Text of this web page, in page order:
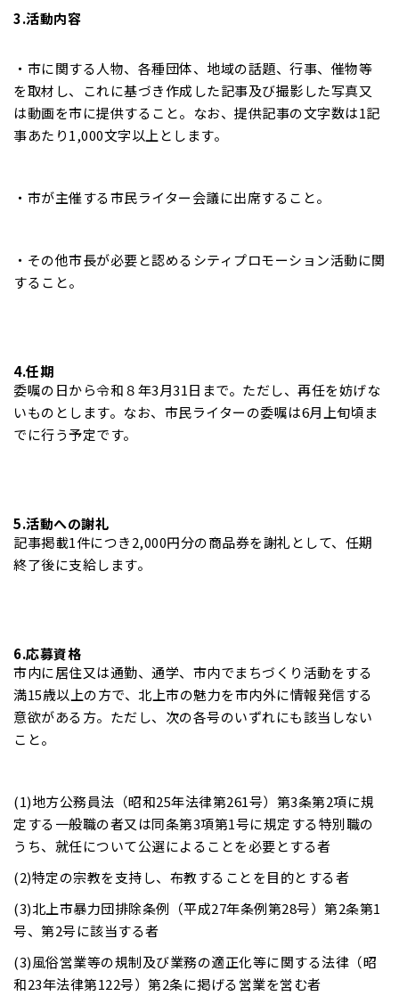
3.活動内容
・市に関する人物、各種団体、地域の話題、行事、催物等
を取材し、これに基づき作成した記事及び撮影した写真又
は動画を市に提供すること。なお、提供記事の文字数は1記
事あたり1,000文字以上とします。
・市が主催する市民ライター会議に出席すること。
・その他市長が必要と認めるシティプロモーション活動に関
すること。
4.任期
委嘱の日から令和８年3月31日まで。ただし、再任を妨げな
いものとします。なお、市民ライターの委嘱は6月上旬頃ま
でに行う予定です。
5.活動への謝礼
記事掲載1件につき2,000円分の商品券を謝礼として、任期
終了後に支給します。
6.応募資格
市内に居住又は通勤、通学、市内でまちづくり活動をする
満15歳以上の方で、北上市の魅力を市内外に情報発信する
意欲がある方。ただし、次の各号のいずれにも該当しない
こと。
(1)地方公務員法（昭和25年法律第261号）第3条第2項に規
定する一般職の者又は同条第3項第1号に規定する特別職の
うち、就任について公選によることを必要とする者
(2)特定の宗教を支持し、布教することを目的とする者
(3)北上市暴力団排除条例（平成27年条例第28号）第2条第1
号、第2号に該当する者
(3)風俗営業等の規制及び業務の適正化等に関する法律（昭
和23年法律第122号）第2条に掲げる営業を営む者